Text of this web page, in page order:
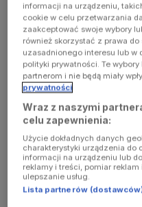
occurred
(see the
browser
console for
more
information)
informacji na urządzeniu,
cookie w celu przetwarzania
zaakceptować swoje wybory
również skorzystać z prawa
uzasadnionego interesu lub w
polityki prywatności. Te
partnerom i nie będą miały
prywatności
Wraz z naszymi
celu zapewnienia:
Użycie dokładnych danych
charakterystyki urządzenia do
informacji na urządzeniu lub
reklamy i treści, pomiar
ulepszanie usług.
Lista partnerów